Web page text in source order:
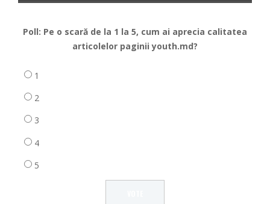
Poll: Pe o scară de la 1 la 5, cum ai aprecia calitatea
articolelor paginii youth.md?
1
2
3
4
5